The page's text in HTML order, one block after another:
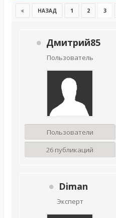
НАЗАД 1 2 3
Дмитрий85
Пользователь
Пользователи
26 публикаций
Diman
Эксперт